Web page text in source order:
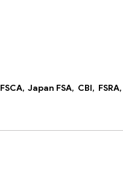
FSCA, Japan FSA, CBI, FSRA,